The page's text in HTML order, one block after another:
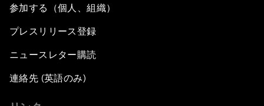
参加する（個人、組織）
プレスリリース登録
ニュースレター購読
連絡先 (英語のみ)